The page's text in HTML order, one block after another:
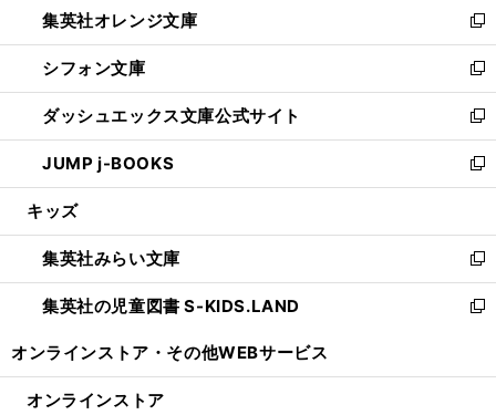
く
で
開
く
ド
ウ
で
開
く
い
ウ
ィ
ン
ド
ウ
で
開
集英社オレンジ文庫
新
し
い
ウ
ィ
ン
ド
ウ
開
く
シフォン文庫
新
し
い
ウ
ィ
ン
ウ
で
開
く
ダッシュエックス文庫公式サイト
新
し
い
ウ
ン
ド
ウ
で
JUMP j-BOOKS
新
し
ウ
ィ
ン
ド
開
キッズ
集英社みらい文庫
新
し
い
ン
集英社の児童図書 S-KIDS.LAND
新
ウ
オンラインストア・ その他WEBサービス
オンラインストア